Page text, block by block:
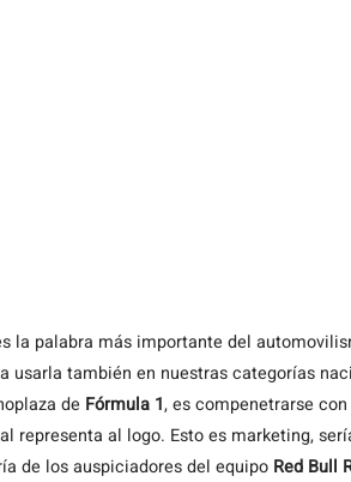
la palabra más importante del
usarla también en nuestras categorías
de Fórmula 1, es compenetrarse
representa al logo. Esto es marketing,
de los auspiciadores del equipo Red Bull